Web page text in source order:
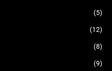
(5)
(12)
(8)
(9)